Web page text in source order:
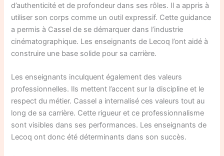
d’authenticité et de profondeur dans ses rôles. Il a appris à
utiliser son corps comme un outil expressif. Cette guidance
a permis à Cassel de se démarquer dans l’industrie
cinématographique. Les enseignants de Lecoq l’ont aidé à
construire une base solide pour sa carrière.
Les enseignants inculquent également des valeurs
professionnelles. Ils mettent l’accent sur la discipline et le
respect du métier. Cassel a internalisé ces valeurs tout au
long de sa carrière. Cette rigueur et ce professionnalisme
sont visibles dans ses performances. Les enseignants de
Lecoq ont donc été déterminants dans son succès.